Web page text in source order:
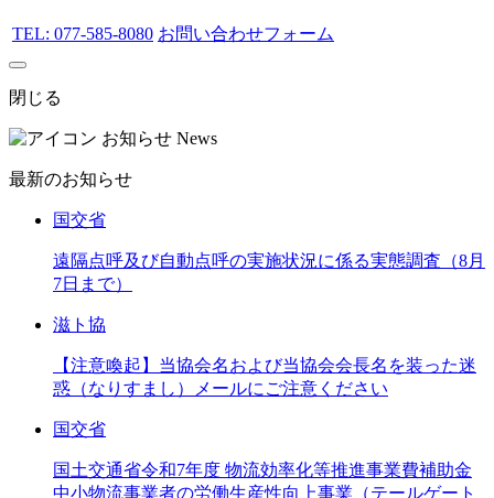
TEL: 077-585-8080 お問い合わせフォーム
閉じる
お知らせ News
最新のお知らせ
国交省
遠隔点呼及び自動点呼の実施状況に係る実態調査（8月
7日まで）
滋ト協
【注意喚起】当協会名および当協会会長名を装った迷
惑（なりすまし）メールにご注意ください
国交省
国土交通省令和7年度 物流効率化等推進事業費補助金
中小物流事業者の労働生産性向上事業（テールゲート